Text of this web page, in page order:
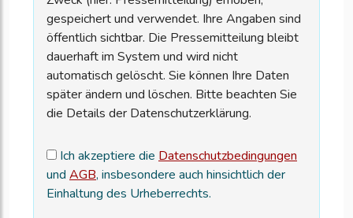
gespeichert und verwendet. Ihre Angaben sind
öffentlich sichtbar. Die Pressemitteilung bleibt
dauerhaft im System und wird nicht
automatisch gelöscht. Sie können Ihre Daten
später ändern und löschen. Bitte beachten Sie
die Details der Datenschutzerklärung.
Ich akzeptiere die Datenschutzbedingungen
und AGB, insbesondere auch hinsichtlich der
Einhaltung des Urheberrechts.